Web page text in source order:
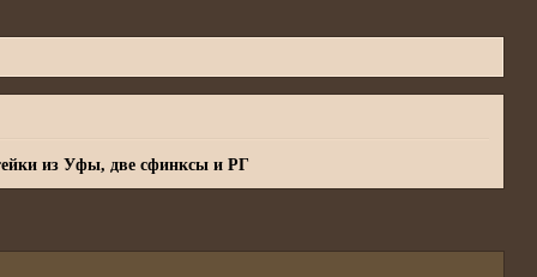
из Уфы, две сфинксы и РГ